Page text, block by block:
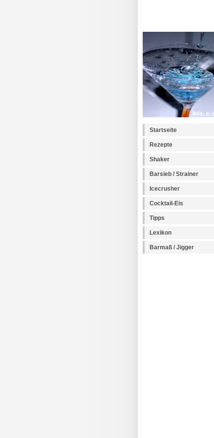
Startseite
Rezepte
Shaker
Barsieb / Strainer
Icecrusher
Cocktail-Eis
Tipps
Lexikon
Barmaß / Jigger